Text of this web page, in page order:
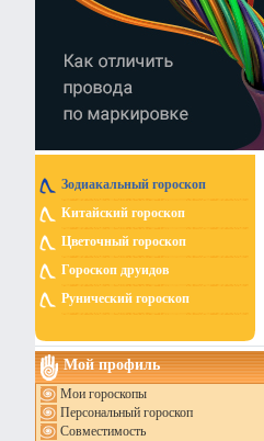
Зодиакальный гороскоп
Китайский гороскоп
Цветочный гороскоп
Гороскоп друидов
Рунический гороскоп
Мой профиль
Мои гороскопы
Персональный гороскоп
Совместимость